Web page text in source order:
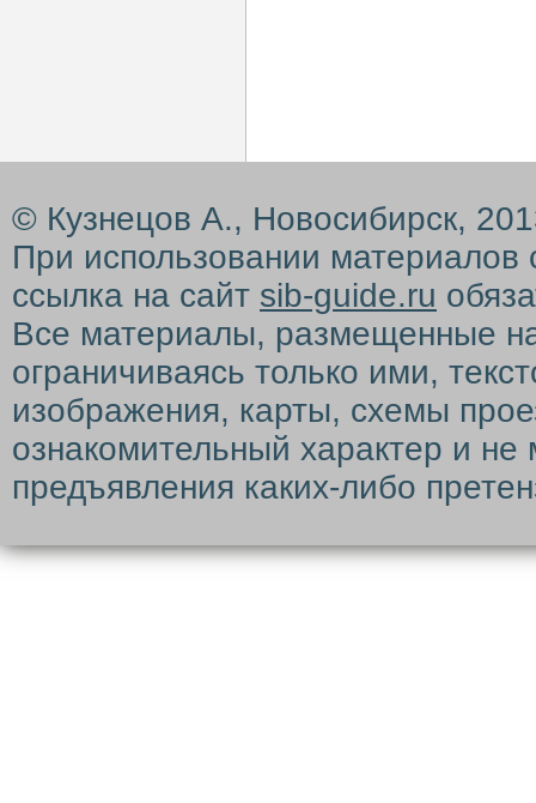
© Кузнецов А., Новосибирск,
При использовании материалов
ссылка на сайт sib-guide.ru
Все материалы, размещенные
ограничиваясь только ими,
изображения, карты, схемы
ознакомительный характер и
предъявления каких-либо